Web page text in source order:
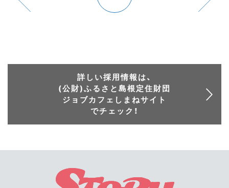
詳しい採用情報は、
(公財)ふるさと島根定住財団
ジョブカフェしまねサイト
でチェック！